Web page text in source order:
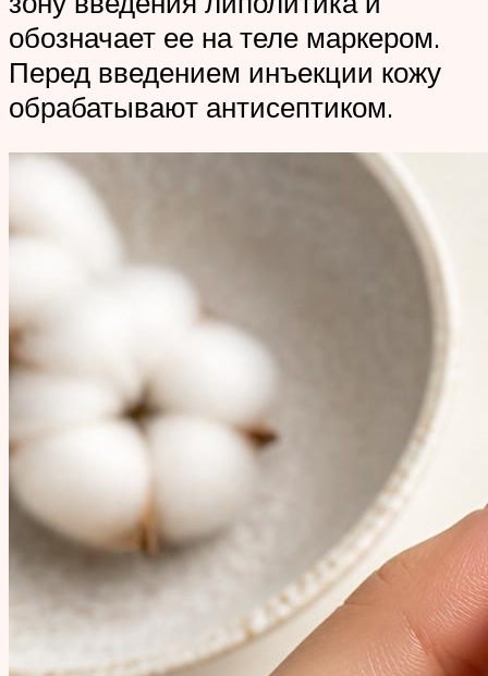
обозначает ее на теле маркером.
Перед введением инъекции кожу
обрабатывают антисептиком.